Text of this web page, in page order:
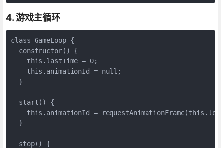
4. 游戏主循环
class GameLoop {
  constructor() {
    this.lastTime = 0;
    this.animationId = null;
  }
  start() {
this.animationId =
  }
  stop() {